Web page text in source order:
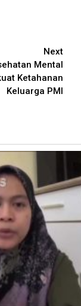
Next
Mental
Ketahanan
Keluarga PMI